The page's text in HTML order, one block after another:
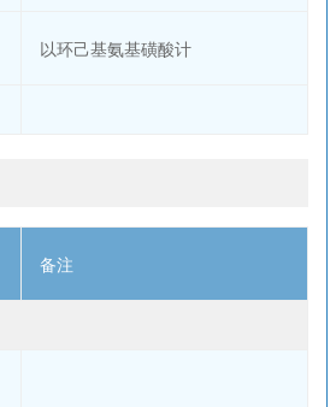
以环己基氨基磺酸计
备注